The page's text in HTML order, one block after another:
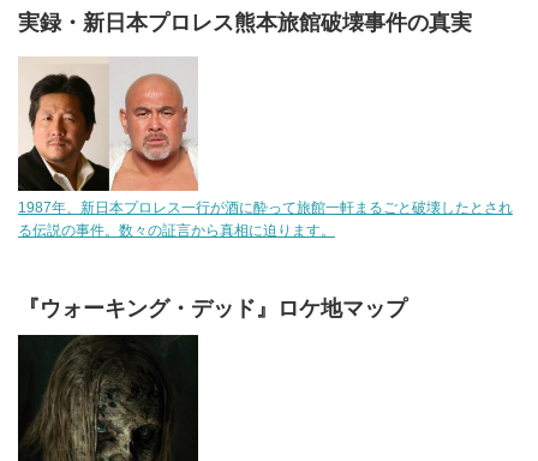
実録・新日本プロレス熊本旅館破壊事件の真実
1987年、新日本プロレス一行が酒に酔って旅館一軒まるごと破壊したとされ
る伝説の事件。数々の証言から真相に迫ります。
『ウォーキング・デッド』ロケ地マップ